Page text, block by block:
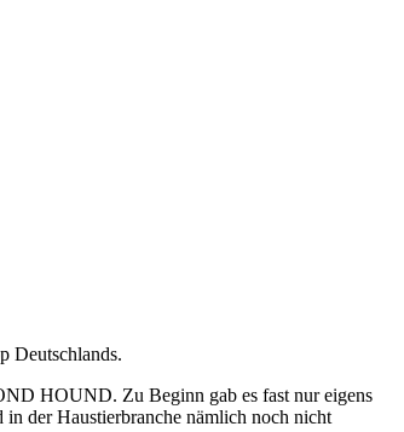
Deutschlands.
HOUND. Zu Beginn gab es fast nur eigens
in der Haustierbranche nämlich noch nicht